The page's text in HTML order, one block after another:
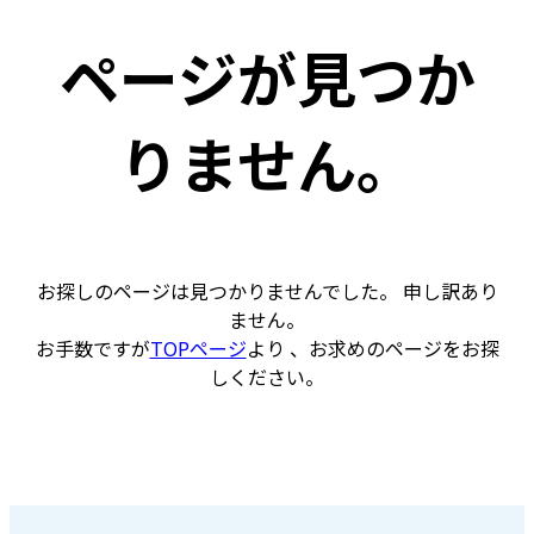
ページが見つか
りません。
お探しのページは見つかりませんでした。 申し訳あり
ません。
お手数ですがTOPページより 、お求めのページをお探
しください。